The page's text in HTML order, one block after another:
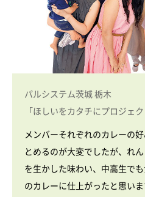
パルシステム茨城 栃木
「ほしいをカタチにプロジェ
メンバーそれぞれのカレーの
とめるのが大変でしたが、れ
を生かした味わい、中高生で
のカレーに仕上がったと思い